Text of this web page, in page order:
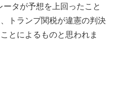
タが予想を上回ったこと
トランプ関税が違憲の判決
とによるものと思われま